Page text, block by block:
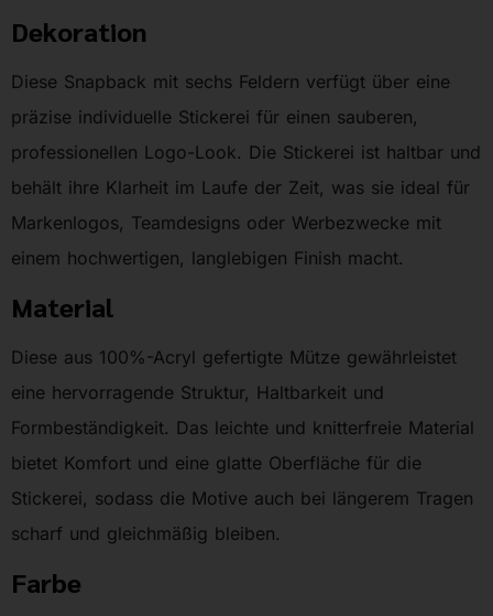
Dekoration
Diese Snapback mit sechs Feldern verfügt über eine
präzise individuelle Stickerei für einen sauberen,
professionellen Logo-Look. Die Stickerei ist haltbar und
behält ihre Klarheit im Laufe der Zeit, was sie ideal für
Markenlogos, Teamdesigns oder Werbezwecke mit
einem hochwertigen, langlebigen Finish macht.
Material
Diese aus 100%-Acryl gefertigte Mütze gewährleistet
eine hervorragende Struktur, Haltbarkeit und
Formbeständigkeit. Das leichte und knitterfreie Material
bietet Komfort und eine glatte Oberfläche für die
Stickerei, sodass die Motive auch bei längerem Tragen
scharf und gleichmäßig bleiben.
Farbe